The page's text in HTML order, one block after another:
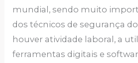
mundial, sendo muito
dos técnicos de segurança
houver atividade laboral, a
ferramentas digitais e